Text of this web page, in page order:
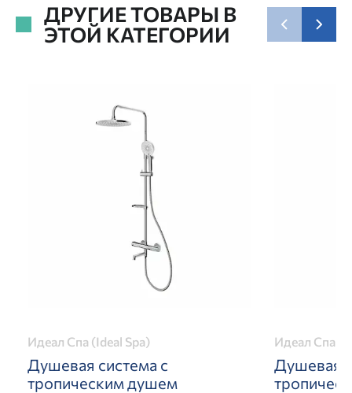
ДРУГИЕ ТОВАРЫ В
ЭТОЙ КАТЕГОРИИ
Идеал Спа (Ideal Spa)
Душевая система с
тропическим душем
Идеал Спа
Душевая